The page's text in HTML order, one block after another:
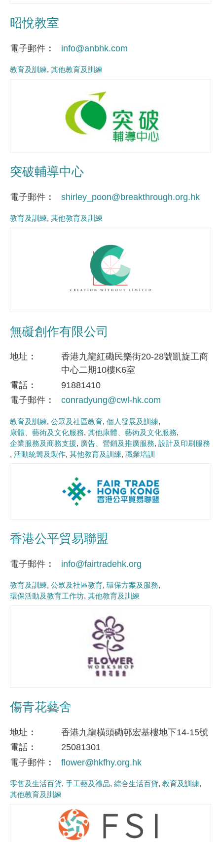
昭悅教室
電子郵件 info@anbhk.com
教育及訓練 其他教育及訓練
突破輔導中心
電子郵件 shirley_poon@breakthrough.org.hk
教育及訓練 其他教育及訓練
無礙創作有限公司
地址
香港九龍紅磡民樂街20-28號凱旋工商
中心二期10樓K6室
電話
91881410
電子郵件
conradyung@cwl-hk.com
教育及訓練 公眾及社區教育 個人發展及訓練
康體、藝術及文化服務 其他康體、藝術及文化服務
企業服務及商務支援
廣告、營銷及推廣服務 設計及印刷服務
活動統籌及製作 其他教育及訓練 職業培訓
香港公平貿易聯盟
電子郵件 info@fairtradehk.org
教育及訓練 公眾及社區教育 環保方案及服務
環保活動及教育工作坊 其他教育及訓練
傷青花藝舍
地址
香港九龍橫頭磡邨宏基樓地下14-15號
電話
25081301
電子郵件
flower@hkfhy.org.hk
零售及生活百貨 手工藝及禮品 綜合生活百貨 教育及訓練
其他教育及訓練